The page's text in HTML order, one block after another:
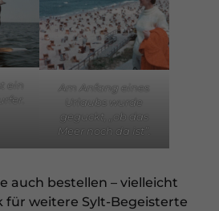
ein
Am Anfang eines
Urlaubs wurde
geguckt,
„ob das
Meer noch da ist”.
auch bestellen – vielleicht
für weitere Sylt-Begeisterte